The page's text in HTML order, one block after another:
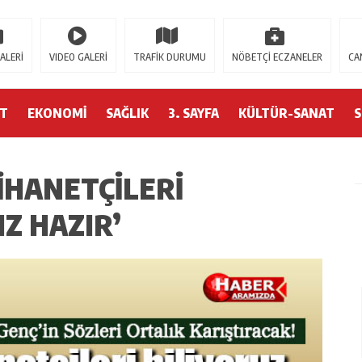
VIDEO GALERİ TRAFİK DURUMU NÖBETÇİ ECZANELER
EKONOMİ SAĞLIK 3. SAYFA KÜLTÜR-SANAT
HAZIR’